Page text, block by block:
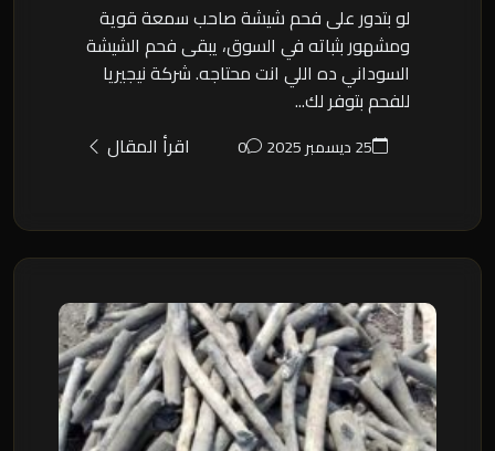
لو بتدور على فحم شيشة صاحب سمعة قوية
ومشهور بثباته في السوق، يبقى فحم الشيشة
السوداني ده اللي انت محتاجه. شركة نيجيريا
للفحم بتوفر لك...
25 ديسمبر 2025 0 اقرأ المقال